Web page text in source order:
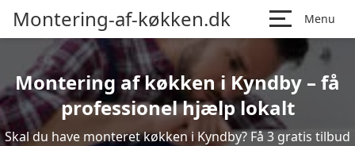
Montering-af-køkken.dk Menu
Montering af køkken i Kyndby – få
professionel hjælp lokalt
Skal du have monteret køkken i Kyndby? Få 3 gratis tilbud